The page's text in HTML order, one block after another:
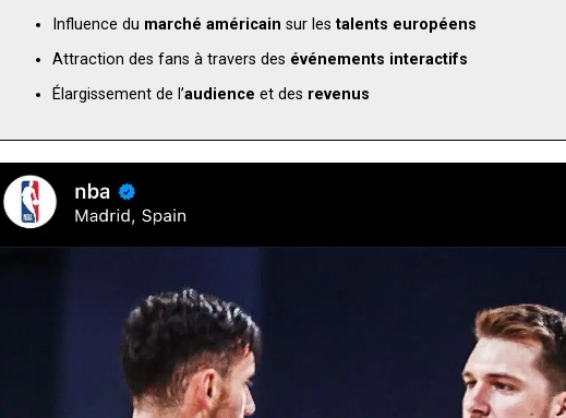
Influence du marché américain sur lestalents européens
Attraction des fans à travers des événements interactifs
Élargissement de l’audience et des revenus